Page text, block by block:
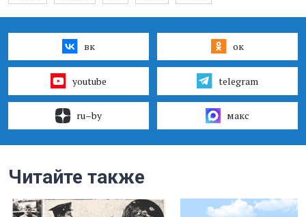
вк ок
youtube telegram
ru–by макс
Читайте также